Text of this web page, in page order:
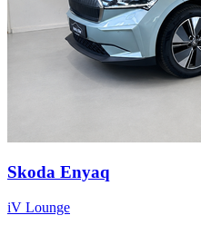
Skoda Enyaq
iV Lounge